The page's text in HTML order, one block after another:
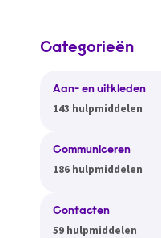
Categorieën
Aan- en uitkleden
143 hulpmiddelen
Communiceren
186 hulpmiddelen
Contacten
59 hulpmiddelen